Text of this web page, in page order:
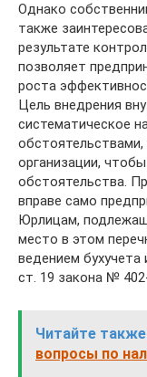
Однако
также
результате
позволяет
роста
Цель внедрения
систематическое
организации,
обстоятельства.
вправе само
Юрлицам,
место в этом
ведением
ст. 19 закона №
Читайте
вопросы по